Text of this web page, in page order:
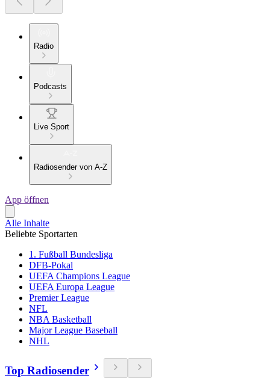
Radio
Podcasts
Live Sport
Radiosender von A-Z
App öffnen
Alle Inhalte
Beliebte Sportarten
1. Fußball Bundesliga
DFB-Pokal
UEFA Champions League
UEFA Europa League
Premier League
NFL
NBA Basketball
Major League Baseball
NHL
Top Radiosender